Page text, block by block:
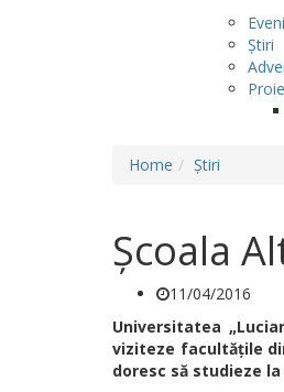
Știri
Home Știri
Școala
11/04/2016
Universitatea
viziteze facultăţile
doresc să studieze